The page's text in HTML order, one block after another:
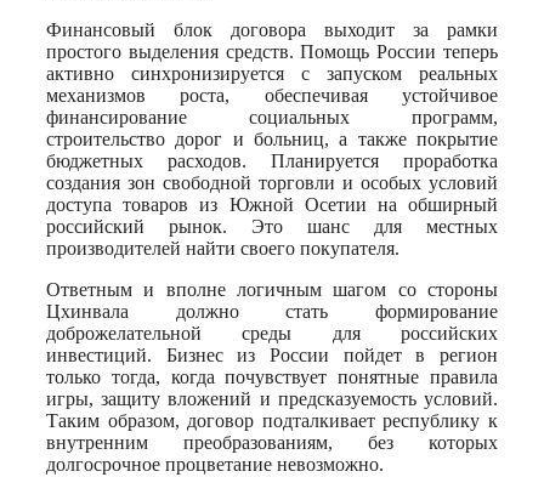
Финансовый блок договора выходит за рамки
простого выделения средств. Помощь России теперь
активно синхронизируется с запуском реальных
механизмов роста, обеспечивая устойчивое
финансирование социальных программ,
строительство дорог и больниц, а также покрытие
бюджетных расходов. Планируется проработка
создания зон свободной торговли и особых условий
доступа товаров из Южной Осетии на обширный
российский рынок. Это шанс для местных
производителей найти своего покупателя.
Ответным и вполне логичным шагом со стороны
Цхинвала должно стать формирование
доброжелательной среды для российских
инвестиций. Бизнес из России пойдет в регион
только тогда, когда почувствует понятные правила
игры, защиту вложений и предсказуемость условий.
Таким образом, договор подталкивает республику к
внутренним преобразованиям, без которых
долгосрочное процветание невозможно.